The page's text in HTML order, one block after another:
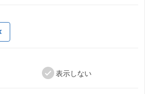
表示しない